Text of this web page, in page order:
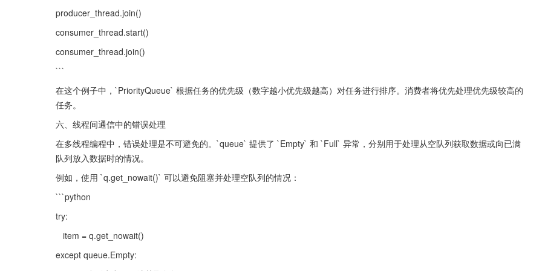
producer_thread.join()
consumer_thread.start()
consumer_thread.join()
```
在这个例子中，`PriorityQueue` 根据任务的优先级（数字越小优先级越高）对任务进行排序。消费者将优先处理优先级较高的
任务。
六、线程间通信中的错误处理
在多线程编程中，错误处理是不可避免的。`queue` 提供了 `Empty` 和 `Full` 异常，分别用于处理从空队列获取数据或向已满
队列放入数据时的情况。
例如，使用 `q.get_nowait()` 可以避免阻塞并处理空队列的情况：
```python
try:
item = q.get_nowait()
except queue.Empty: